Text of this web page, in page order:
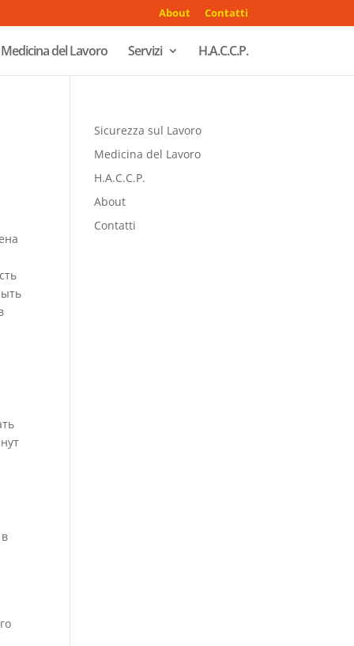
About Contatti
Medicina del Lavoro Servizi H.A.C.C.P.
Sicurezza sul Lavoro
Medicina del Lavoro
H.A.C.C.P.
About
Contatti